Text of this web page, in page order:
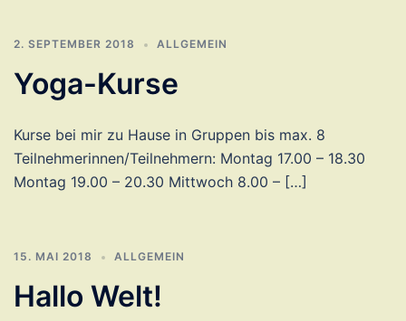
2. SEPTEMBER 2018 ALLGEMEIN
Yoga-Kurse
Kurse bei mir zu Hause in Gruppen bis max. 8
Teilnehmerinnen/Teilnehmern: Montag 17.00 – 18.30
Montag 19.00 – 20.30 Mittwoch 8.00 – […]
15. MAI 2018 ALLGEMEIN
Hallo Welt!